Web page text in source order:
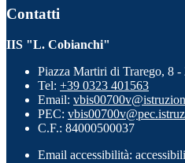
Contatti
IIS "L. Cobianchi"
Piazza Martiri di Trarego, 8
Tel: +39 0323 401563
Email:
PEC:
C.F.: 84000500037
Email accessibilità: